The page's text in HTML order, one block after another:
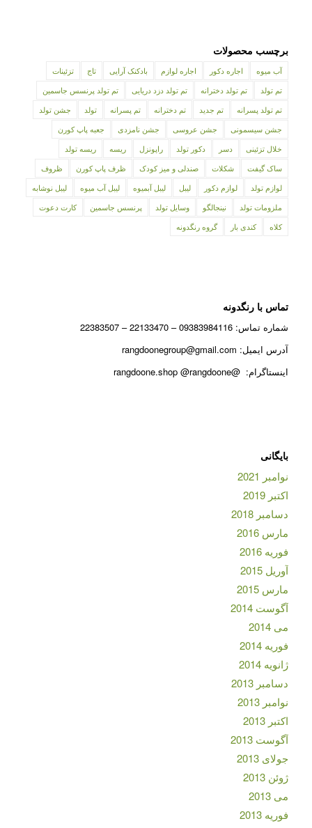
برچسب محصولات
آب میوه اجاره دکور اجاره لوازم بادکنک آرایی تاج
تزئینات
تم تولد
تم تولد دخترانه تم تولد دزد دریایی
تم تولد پرنسس جاسمین
تم تولد پسرانه
تم جدید تم دخترانه تم پسرانه تولد
جشن تولد
جشن سیسمونی
جشن عروسی جشن نامزدی
جعبه پاپ کورن
خلال تزئینی
دسر دکور تولد راپونزل ریسه
ریسه تولد
ساک گیفت
شکلات صندلی و میز کودک ظرف پاپ کورن
ظروف
لوازم تولد
لوازم دکور لیبل لیبل آبمیوه لیبل آب میوه
لیبل نوشابه
ملزومات تولد
نینجالگو وسایل تولد پرنسس جاسمین
کارت دعوت
کلاه
کندی بار گروه رنگدونه
تماس با رنگدونه
شماره تماس: 09383984116 – 22133470 – 22383507
آدرس ایمیل: rangdoonegroup@gmail.com
اینستاگرام: @rangdoone.shop @rangdoone
بایگانی
نوامبر 2021
اکتبر 2019
دسامبر 2018
مارس 2016
فوریه 2016
آوریل 2015
مارس 2015
آگوست 2014
می 2014
فوریه 2014
ژانویه 2014
دسامبر 2013
نوامبر 2013
اکتبر 2013
آگوست 2013
جولای 2013
ژوئن 2013
می 2013
فوریه 2013